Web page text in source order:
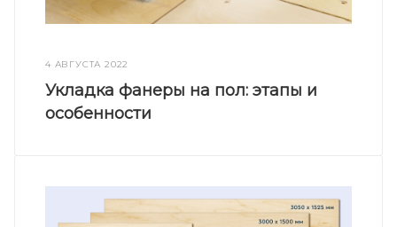
4 АВГУСТА 2022
Укладка фанеры на пол: этапы и
особенности